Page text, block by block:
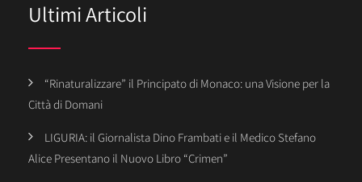
Ultimi Articoli
“Rinaturalizzare” il Principato di Monaco: una Visione per la
Città di Domani
LIGURIA: il Giornalista Dino Frambati e il Medico Stefano
Alice Presentano il Nuovo Libro “Crimen”